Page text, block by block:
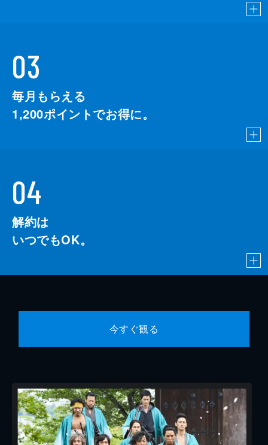
03
毎月もらえる
1,200ポイントでお得に。
04
解約は
いつでもOK。
今すぐ観る